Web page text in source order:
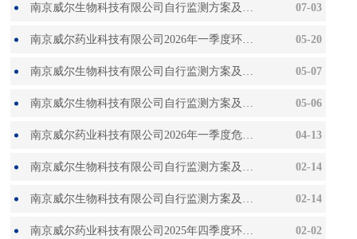
07-03
南京威尔生物科技有限公司自行监测方案及2026年04月（季度）监测报告
05-20
南京威尔药业科技有限公司2026年一季度环境检测报告
05-07
南京威尔生物科技有限公司自行监测方案及2026年03月（月度）监测报告
05-06
南京威尔生物科技有限公司自行监测方案及2026年02月（月度）监测报告
04-13
南京威尔药业科技有限公司2026年一季度危废信息公开
02-14
南京威尔生物科技有限公司自行监测方案及2026年01月（季度）监测报告
02-14
南京威尔生物科技有限公司自行监测方案及2025年12月（月度）监测报告
02-02
南京威尔药业科技有限公司2025年四季度环境检测报告